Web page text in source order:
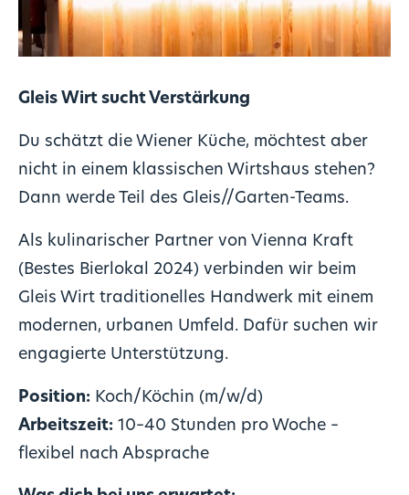
Gleis Wirt sucht Verstärkung
Du schätzt die Wiener Küche, möchtest aber
nicht in einem klassischen Wirtshaus stehen?
Dann werde Teil des Gleis//Garten-Teams.
Als kulinarischer Partner von Vienna Kraft
(Bestes Bierlokal 2024) verbinden wir beim
Gleis Wirt traditionelles Handwerk mit einem
modernen, urbanen Umfeld. Dafür suchen wir
engagierte Unterstützung.
Position: Koch/Köchin (m/w/d)
Arbeitszeit: 10–40 Stunden pro Woche –
flexibel nach Absprache